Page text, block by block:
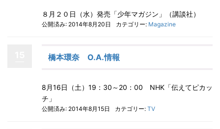
８月２０日（水）発売「少年マガジン」（講談社）
公開済み: 2014年8月20日 カテゴリー: Magazine
橋本環奈 O.A.情報
8月16日（土）19：30～20：00 NHK「伝えてピカッ
チ」
公開済み: 2014年8月15日 カテゴリー: TV